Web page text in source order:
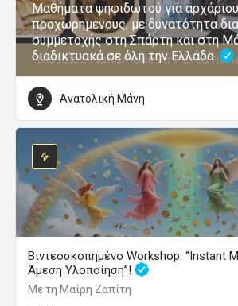
Μαθήματα ψηφιδωτού για
προχωρημένους, με δυνατότητα
συμμετοχής στη Σπάρτη και στη
διαδικτυακά σε όλη την Ελλάδα.
Ανατολική Μάνη
Βιντεοσκοπημένο Workshop: “Instant
Άμεση Υλοποίηση”!
Με τη Μαίρη Ζαπίτη